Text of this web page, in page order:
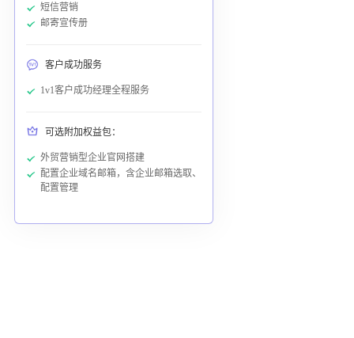
短信营销
邮寄宣传册
客户成功服务
1v1客户成功经理全程服务
可选附加权益包：
外贸营销型企业官网搭建
配置企业域名邮箱，含企业邮箱选取、
配置管理